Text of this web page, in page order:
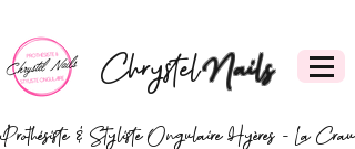
ChrystelNails
Prothésiste & Styliste Ongulaire Hyères - La Crau